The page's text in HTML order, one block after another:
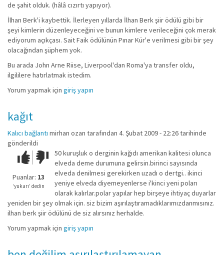
de şahit olduk. (hâlâ cızırtı yapıyor).
İlhan Berk'i kaybettik. İlerleyen yıllarda İlhan Berk şiir ödülü gibi bir
şeyi kimlerin düzenleyeceğini ve bunun kimlere verileceğini çok merak
ediyorum açıkçası. Sait Faik ödülünün Pınar Kür'e verilmesi gibi bir şey
olacağından şüphem yok.
Bu arada John Arne Riise, Liverpool'dan Roma'ya transfer oldu,
ilgililere hatırlatmak istedim.
Yorum yapmak için giriş yapın
kağıt
Kalıcı bağlantı mirhan ozan tarafından 4. Şubat 2009 - 22:26 tarihinde
gönderildi
Çok iyi!O
kadar
iyi
değil!
Puanlar: 13
‘yukarı’ dedin
50 kuruşluk o derginin kağıdı amerikan kalitesi olunca
elveda deme durumuna gelirsin.birinci sayısında
elveda denilmesi gerekirken uzadı o dertgi.. ikinci
yeniye elveda diyemeyenlerse i'kinci yeni poları
olarak kalırlar.polar yapılar hep birşeye ihtiyaç duyarlar
yeniden bir şey olmak için. siz bizim aşırılaştıramadıklarımızdanmısınız.
ilhan berk şiir ödülünü de siz alırsınız herhalde.
Yorum yapmak için giriş yapın